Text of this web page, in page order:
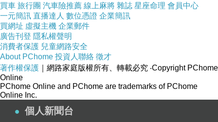
買車 旅行團 汽車險推薦 線上麻將 雜誌 星座命理 會員中心
一元簡訊 直播達人 數位憑證 企業簡訊
買網址 虛擬主機 企業郵件
廣告刊登 隱私權聲明
消費者保護 兒童網路安全
About PChome 投資人聯絡 徵才
著作權保護 ｜網路家庭版權所有、轉載必究 ‧Copyright PChome
Online
PChome Online and PChome are trademarks of PChome
Online Inc.
個人新聞台